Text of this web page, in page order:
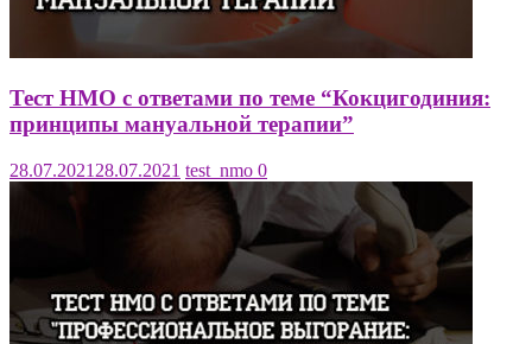
Тест НМО с ответами по теме “Кокцигодиния:
принципы мануальной терапии”
28.07.2021 28.07.2021 test_nmo 0